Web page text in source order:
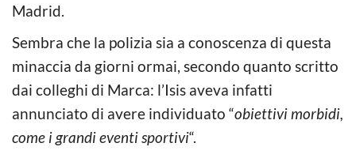
Madrid.
Sembra che la polizia sia a conoscenza di questa
minaccia da giorni ormai, secondo quanto scritto
dai colleghi di Marca: l’Isis aveva infatti
annunciato di avere individuato “obiettivi morbidi,
come i grandi eventi sportivi“.